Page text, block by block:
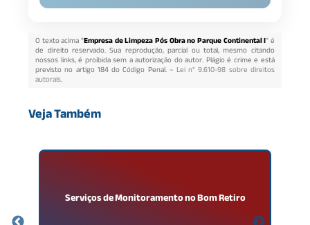
O texto acima "Empresa de Limpeza Pós Obra no Parque Continental I" é
de direito reservado. Sua reprodução, parcial ou total, mesmo citando
nossos links, é proibida sem a autorização do autor. Plágio é crime e está
previsto no artigo 184 do Código Penal. – Lei n° 9.610-98 sobre direitos
autorais.
Veja Também
Serviços de Monitoramento no Bom Retiro